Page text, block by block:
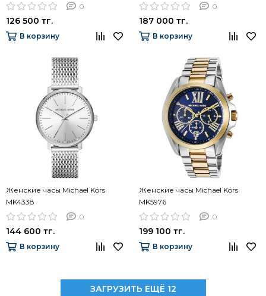
0
126 500 тг.
В корзину
0
187 000 тг.
В корзину
Женские часы Michael Kors
MK4338
0
144 600 тг.
В корзину
Женские часы Michael Kors
MK5976
0
199 100 тг.
В корзину
ЗАГРУЗИТЬ ЕЩЁ 12